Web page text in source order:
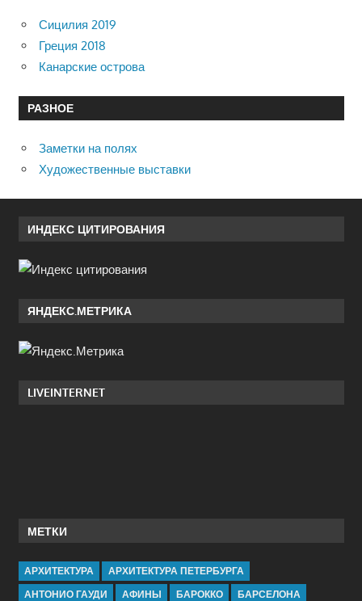
Сицилия 2019
Греция 2018
Канарские острова
РАЗНОЕ
Заметки на полях
Художественные выставки
ИНДЕКС ЦИТИРОВАНИЯ
ЯНДЕКС.МЕТРИКА
LIVEINTERNET
МЕТКИ
АРХИТЕКТУРА
АРХИТЕКТУРА ПЕТЕРБУРГА
АНТОНИО ГАУДИ
АФИНЫ БАРОККО
БАРСЕЛОНА